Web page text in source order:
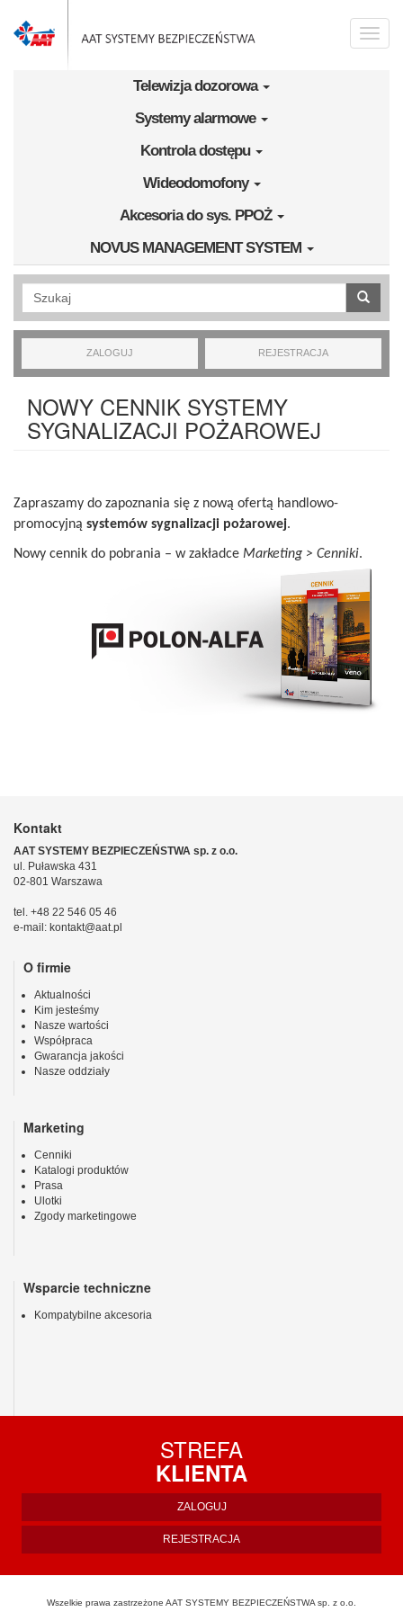
Toggle
Telewizja dozorowa
Systemy alarmowe
Kontrola dostępu
Wideodomofony
Akcesoria do sys. PPOŻ
NOVUS MANAGEMENT SYSTEM
Wyszukiwanie pełnotekstowe
ZALOGUJ REJESTRACJA
NOWY CENNIK SYSTEMY
SYGNALIZACJI POŻAROWEJ
Zapraszamy do zapoznania się z nową ofertą handlowo-
promocyjną systemów sygnalizacji pożarowej.
Nowy cennik do pobrania – w zakładce Marketing > Cenniki.
Kontakt
AAT SYSTEMY BEZPIECZEŃSTWA sp. z o.o.
ul. Puławska 431
02-801 Warszawa
tel. +48 22 546 05 46
e-mail: kontakt@aat.pl
O firmie
Aktualności
Kim jesteśmy
Nasze wartości
Współpraca
Gwarancja jakości
Nasze oddziały
Marketing
Cenniki
Katalogi produktów
Prasa
Ulotki
Zgody marketingowe
Wsparcie techniczne
Kompatybilne akcesoria
STREFA
KLIENTA
ZALOGUJ
REJESTRACJA
Wszelkie prawa zastrzeżone AAT SYSTEMY BEZPIECZEŃSTWA sp. z o.o.